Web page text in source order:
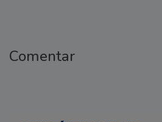
Comentar